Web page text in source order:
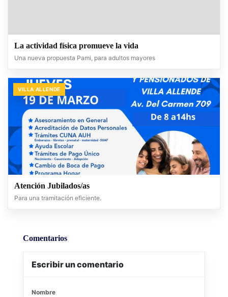
La actividad física promueve la vida
Una nueva propuesta Pami, para adultos mayores
VILLA ALLENDE
Atención Jubilados/as
Para una tramitación eficiente.
Comentarios
Escribir un comentario
Nombre